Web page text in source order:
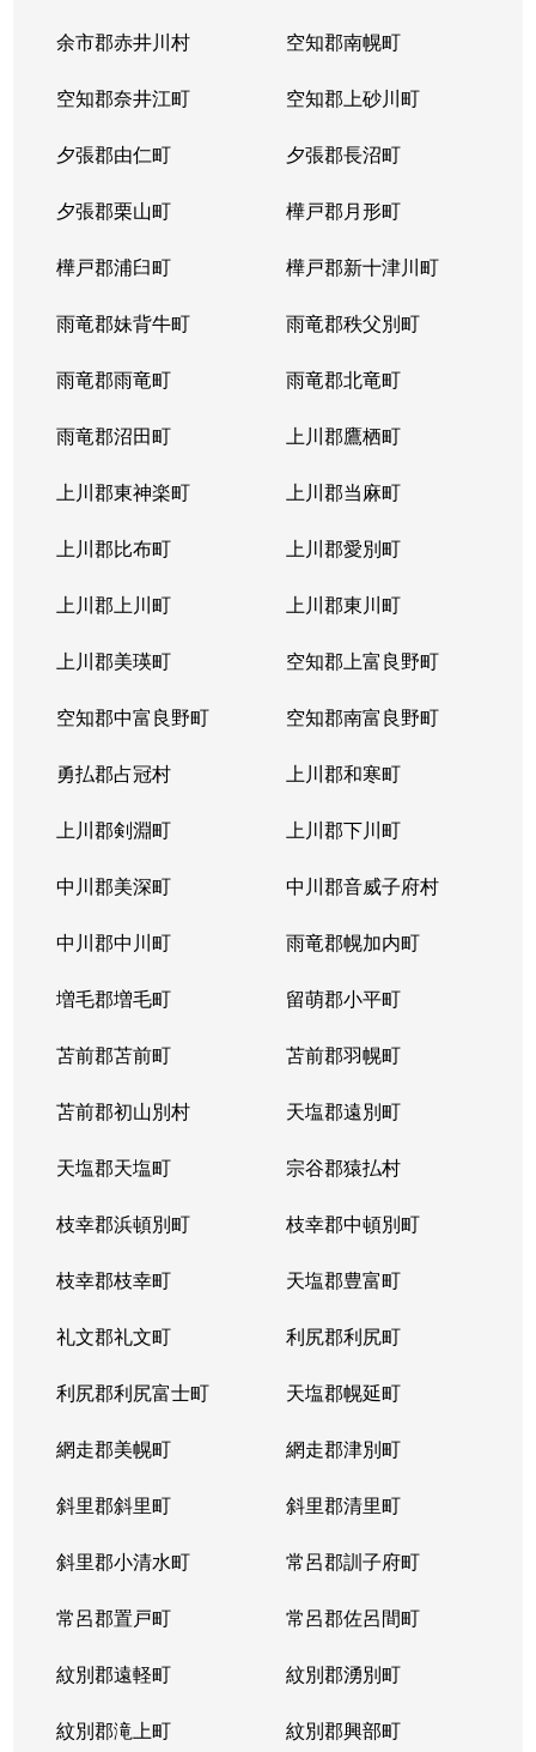
余市郡赤井川村 空知郡南幌町
空知郡奈井江町 空知郡上砂川町
夕張郡由仁町 夕張郡長沼町
夕張郡栗山町 樺戸郡月形町
樺戸郡浦臼町 樺戸郡新十津川町
雨竜郡妹背牛町 雨竜郡秩父別町
雨竜郡雨竜町 雨竜郡北竜町
雨竜郡沼田町 上川郡鷹栖町
上川郡東神楽町 上川郡当麻町
上川郡比布町 上川郡愛別町
上川郡上川町 上川郡東川町
上川郡美瑛町 空知郡上富良野町
空知郡中富良野町 空知郡南富良野町
勇払郡占冠村 上川郡和寒町
上川郡剣淵町 上川郡下川町
中川郡美深町 中川郡音威子府村
中川郡中川町 雨竜郡幌加内町
増毛郡増毛町 留萌郡小平町
苫前郡苫前町 苫前郡羽幌町
苫前郡初山別村 天塩郡遠別町
天塩郡天塩町 宗谷郡猿払村
枝幸郡浜頓別町 枝幸郡中頓別町
枝幸郡枝幸町 天塩郡豊富町
礼文郡礼文町 利尻郡利尻町
利尻郡利尻富士町 天塩郡幌延町
網走郡美幌町 網走郡津別町
斜里郡斜里町 斜里郡清里町
斜里郡小清水町 常呂郡訓子府町
常呂郡置戸町 常呂郡佐呂間町
紋別郡遠軽町 紋別郡湧別町
紋別郡滝上町 紋別郡興部町